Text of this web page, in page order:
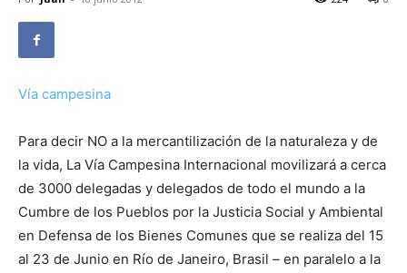
Vía campesina
Para decir NO a la mercantilización de la naturaleza y de
la vida, La Vía Campesina Internacional movilizará a cerca
de 3000 delegadas y delegados de todo el mundo a la
Cumbre de los Pueblos por la Justicia Social y Ambiental
en Defensa de los Bienes Comunes que se realiza del 15
al 23 de Junio en Río de Janeiro, Brasil – en paralelo a la